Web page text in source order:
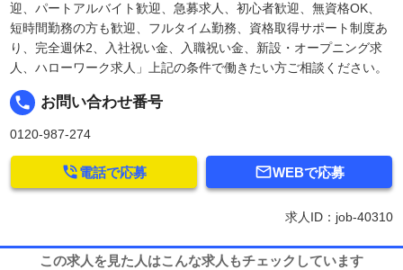
迎、パートアルバイト歓迎、急募求人、初心者歓迎、無資格OK、
短時間勤務の方も歓迎、フルタイム勤務、資格取得サポート制度あ
り、完全週休2、入社祝い金、入職祝い金、新設・オープニング求
人、ハローワーク求人」上記の条件で働きたい方ご相談ください。
local_phone お問い合わせ番号
0120-987-274
WEBで応募
電話で応募
求人ID：job-40310
この求人を見た人はこんな求人もチェックしています